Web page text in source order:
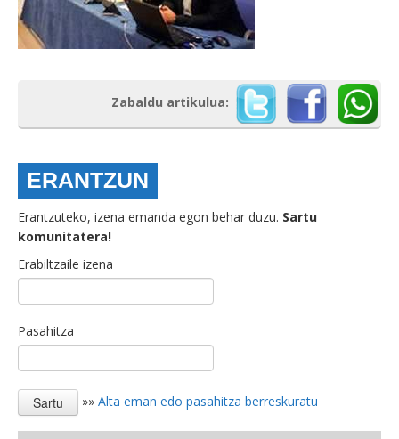
Zabaldu artikulua:
ERANTZUN
Erantzuteko, izena emanda egon behar duzu. Sartu
komunitatera!
Erabiltzaile izena
Pasahitza
»» Alta eman edo pasahitza berreskuratu